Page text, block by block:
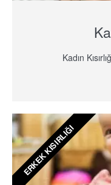
Kadın
ERKEK KISIRLIĞI